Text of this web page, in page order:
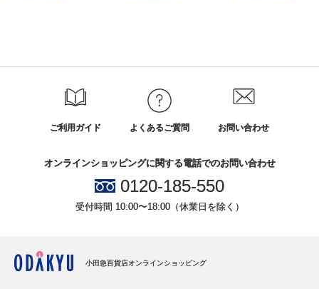
ご利用ガイド よくあるご質問 お問い合わせ
オンラインショッピングに関する電話でのお問い合わせ
0120-185-550
受付時間 10:00〜18:00（休業日を除く）
小田急百貨店オンラインショッピング